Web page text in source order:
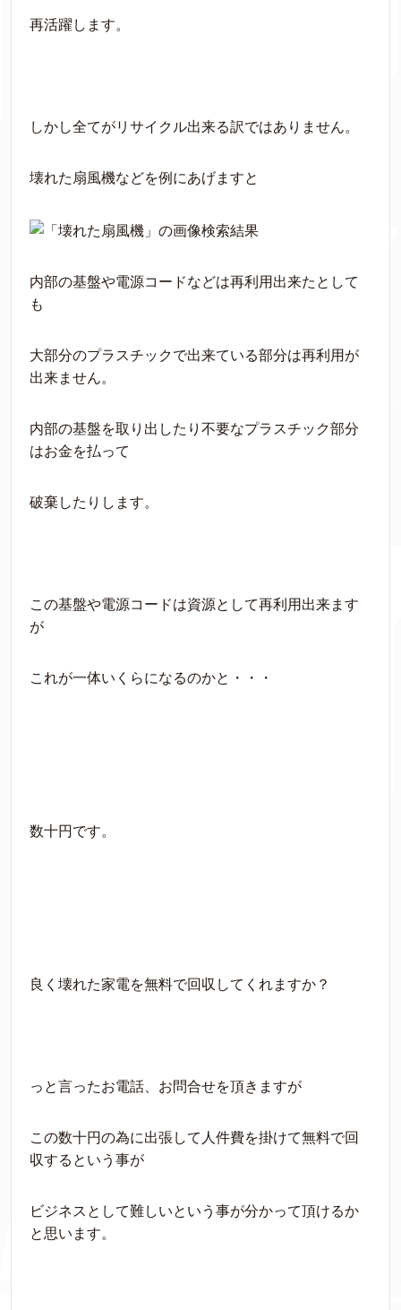
再活躍します。
しかし全てがリサイクル出来る訳ではありません。
壊れた扇風機などを例にあげますと
内部の基盤や電源コードなどは再利用出来たとして
も
大部分のプラスチックで出来ている部分は再利用が
出来ません。
内部の基盤を取り出したり不要なプラスチック部分
はお金を払って
破棄したりします。
この基盤や電源コードは資源として再利用出来ます
が
これが一体いくらになるのかと・・・
数十円です。
良く壊れた家電を無料で回収してくれますか？
っと言ったお電話、お問合せを頂きますが
この数十円の為に出張して人件費を掛けて無料で回
収するという事が
ビジネスとして難しいという事が分かって頂けるか
と思います。